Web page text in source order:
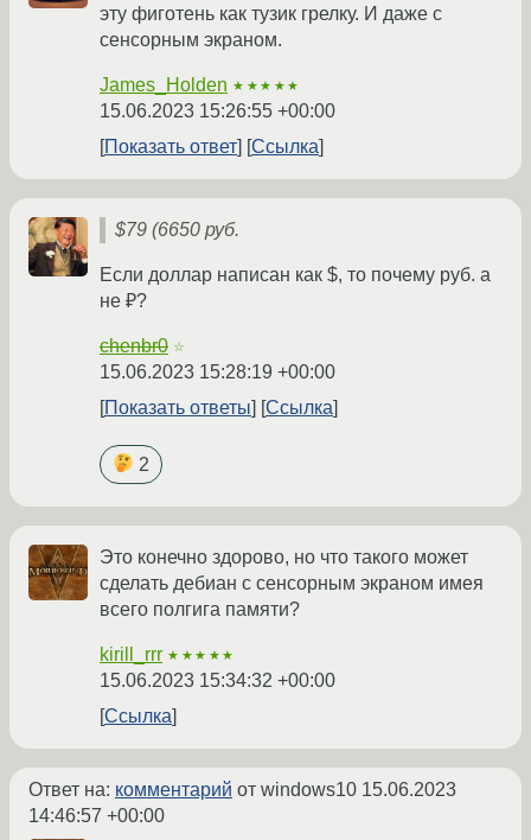
эту фиготень как тузик грелку. И даже с
сенсорным экраном.
James_Holden ★★★★★
15.06.2023 15:26:55 +00:00
Показать ответ
Ссылка
$79 (6650 руб.
Если доллар написан как $, то почему руб. а
не ₽?
chenbr0 ☆
15.06.2023 15:28:19 +00:00
Показать ответы
Ссылка
2
Это конечно здорово, но что такого может
сделать дебиан с сенсорным экраном имея
всего полгига памяти?
kirill_rrr ★★★★★
15.06.2023 15:34:32 +00:00
Ссылка
Ответ на: комментарий от windows10 15.06.2023
14:46:57 +00:00